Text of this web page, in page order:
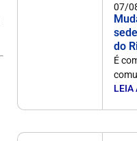
07/
do
É
LEIA